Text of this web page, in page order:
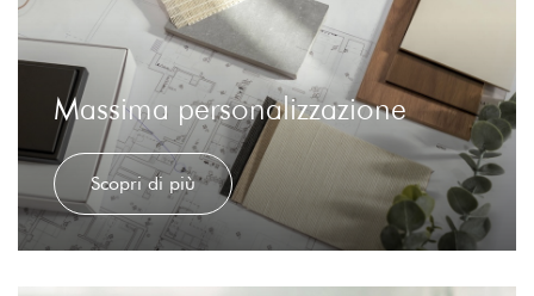
Massima personalizzazione
Scopri di più